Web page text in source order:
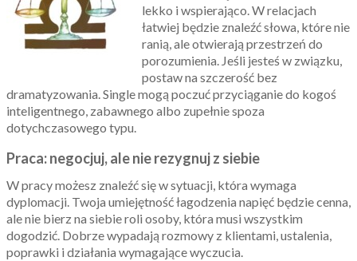
lekko i wspierająco. W relacjach
łatwiej będzie znaleźć słowa, które nie
ranią, ale otwierają przestrzeń do
porozumienia. Jeśli jesteś w związku,
postaw na szczerość bez
dramatyzowania. Single mogą poczuć przyciąganie do kogoś
inteligentnego, zabawnego albo zupełnie spoza
dotychczasowego typu.
Praca: negocjuj, ale nie rezygnuj z siebie
W pracy możesz znaleźć się w sytuacji, która wymaga
dyplomacji. Twoja umiejętność łagodzenia napięć będzie cenna,
ale nie bierz na siebie roli osoby, która musi wszystkim
dogodzić. Dobrze wypadają rozmowy z klientami, ustalenia,
poprawki i działania wymagające wyczucia.